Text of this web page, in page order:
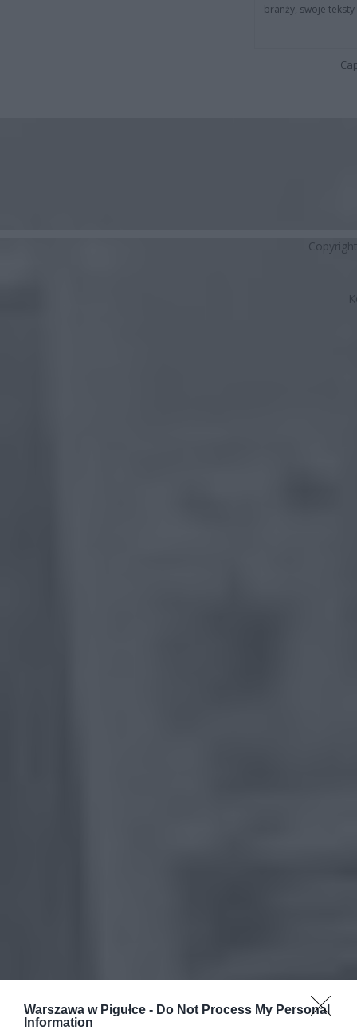
Warszawa w Pigułce - Do Not Process My Personal
Information
branży, swoje